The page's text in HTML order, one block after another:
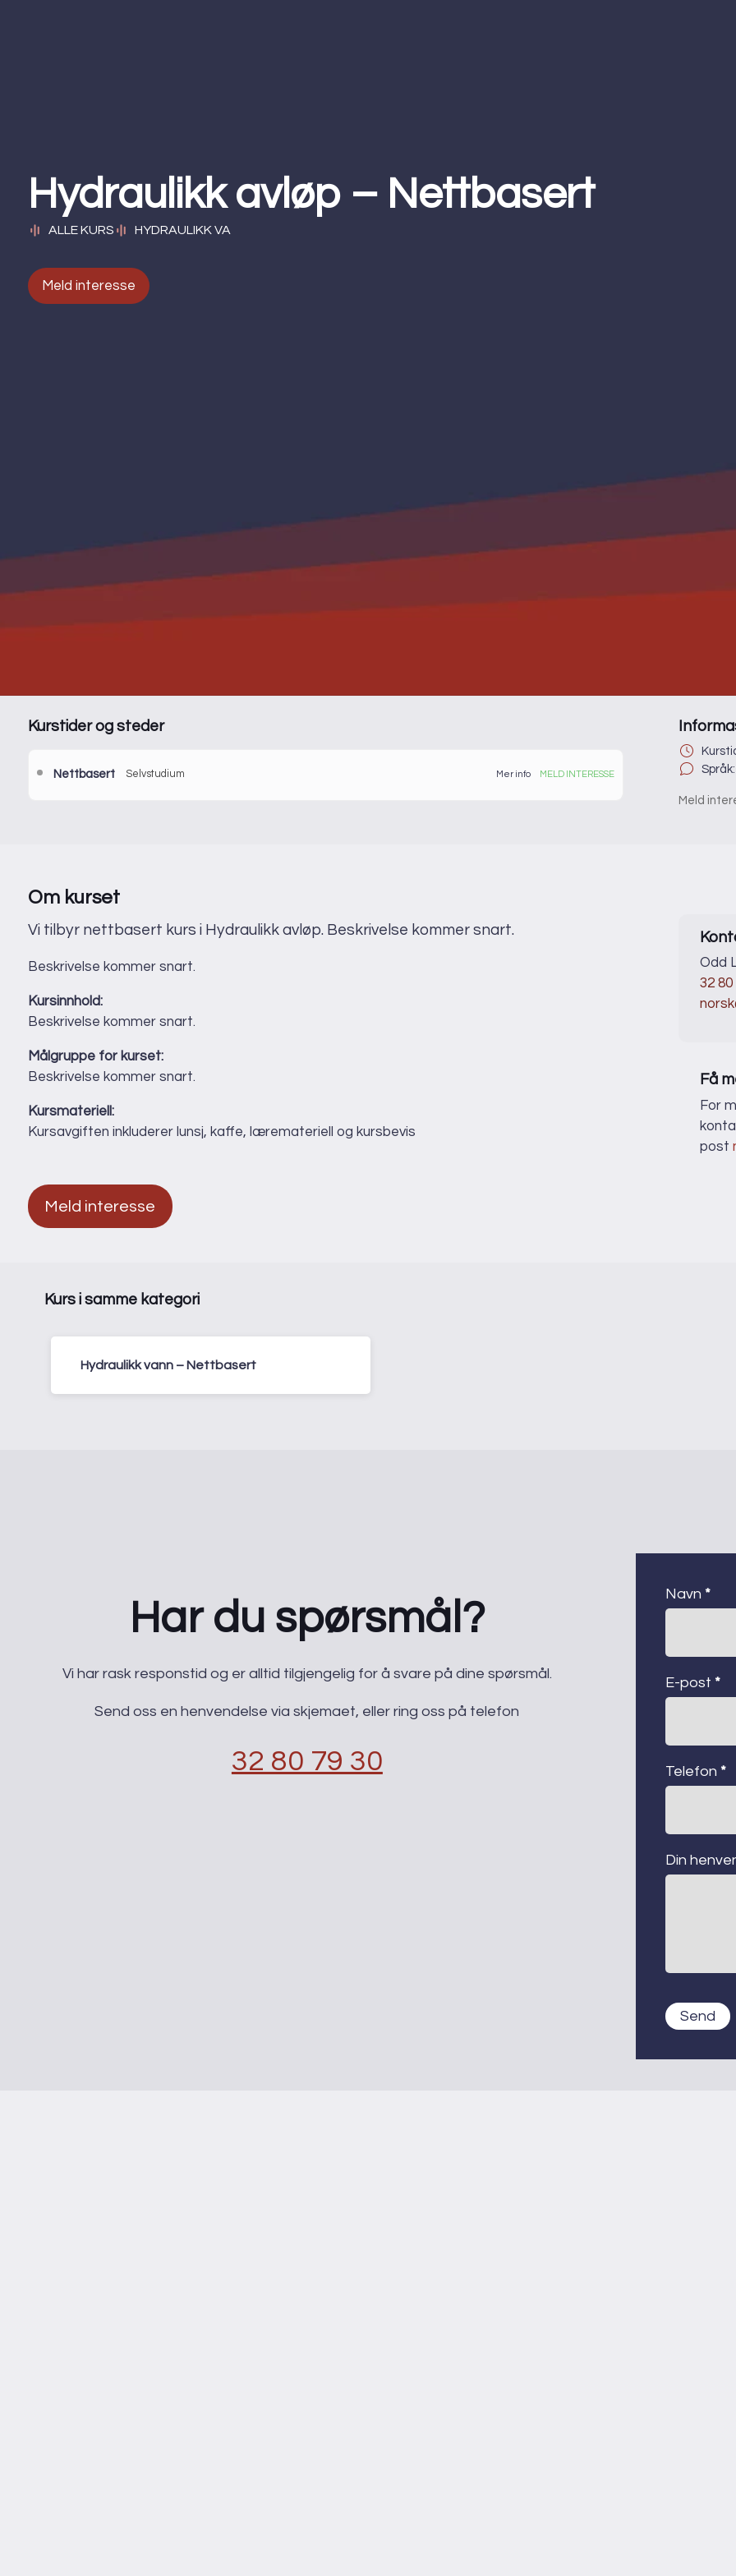
Hydraulikk avløp – Nettbasert
ALLE KURS HYDRAULIKK VA
Meld interesse
Kurstider og steder
Nettbasert Selvstudium Mer info MELD INTERESSE
Meld
Om kurset
Vi tilbyr nettbasert kurs i Hydraulikk avløp. Beskrivelse kommer snart.
Beskrivelse kommer snart.
Kursinnhold:
Beskrivelse kommer snart.
Målgruppe for kurset:
Beskrivelse kommer snart.
Kursmateriell:
Kursavgiften inkluderer lunsj, kaffe, læremateriell og kursbevis
Meld interesse
Odd
32 80
Få
For
post
Kurs i samme kategori
Hydraulikk vann – Nettbasert
Har du spørsmål?
​Vi har rask responstid og er alltid ​tilgjengelig for å svare på dine spørsmål.
Send oss en henvendelse via skjemaet, eller ring oss på telefon
32 80 79 30
Navn *
E-post *
Telefon *
Din
Send